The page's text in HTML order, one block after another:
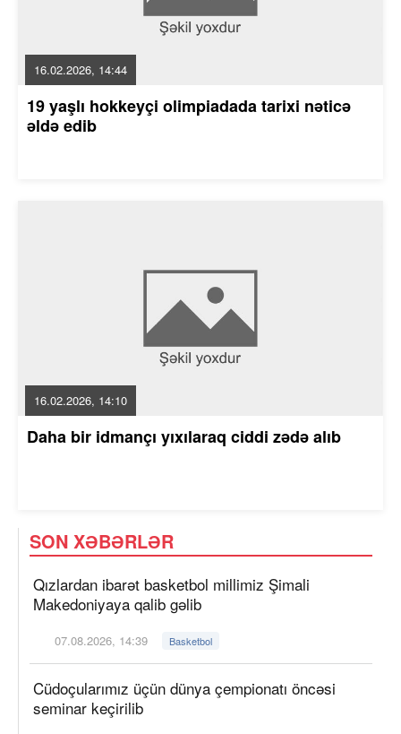
16.02.2026, 14:44
19 yaşlı hokkeyçi olimpiadada tarixi nəticə
əldə edib
16.02.2026, 14:10
Daha bir idmançı yıxılaraq ciddi zədə alıb
SON XƏBƏRLƏR
Qızlardan ibarət basketbol millimiz Şimali
Makedoniyaya qalib gəlib
07.08.2026, 14:39 Basketbol
Cüdoçularımız üçün dünya çempionatı öncəsi
seminar keçirilib